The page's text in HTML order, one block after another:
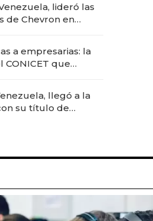
lideró las
de Chevron en
a empresarias: la
CONICET que
llegó a la
su título de